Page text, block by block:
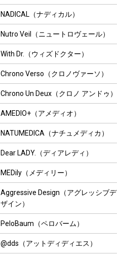
NADICAL（ナディカル）
Nutro Veil（ニュートロヴェール）
With Dr.（ウィズドクター）
Chrono Verso（クロノヴァーソ）
Chrono Un Deux（クロノ アンドゥ）
AMEDIO+（アメディオ）
NATUMEDICA（ナチュメディカ）
Dear LADY.（ディアレディ）
MEDily（メディリー）
Aggressive Design（アグレッシブデ
ザイン）
PeloBaum（ペロバーム）
@dds（アットディディエス）